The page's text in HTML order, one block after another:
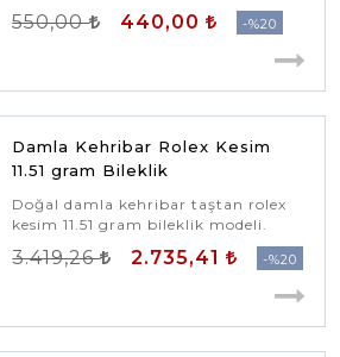
550,00 440,00 %20
Damla Kehribar Rolex Kesim
11.51 gram Bileklik
Doğal damla kehribar taştan rolex
kesim 11.51 gram bileklik modeli.
3.419,26 2.735,41 %20